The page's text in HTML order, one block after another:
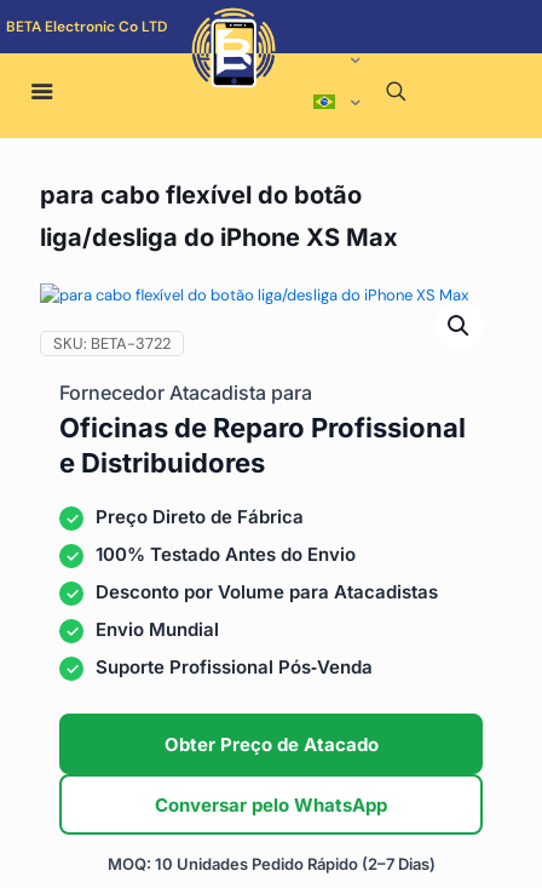
BETA Electronic Co LTD
para cabo flexível do botão
liga/desliga do iPhone XS Max
SKU: BETA-3722
Fornecedor Atacadista para
Oficinas de Reparo Profissional
e Distribuidores
Preço Direto de Fábrica
100% Testado Antes do Envio
Desconto por Volume para Atacadistas
Envio Mundial
Suporte Profissional Pós‑Venda
Obter Preço de Atacado
Conversar pelo WhatsApp
MOQ: 10 Unidades Pedido Rápido (2–7 Dias)